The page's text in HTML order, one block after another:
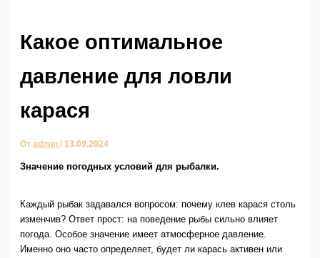
Какое оптимальное
давление для ловли
карася
От admin / 13.09.2024
Значение погодных условий для рыбалки.
Каждый рыбак задавался вопросом: почему клев карася столь
изменчив? Ответ прост: на поведение рыбы сильно влияет
погода. Особое значение имеет атмосферное давление.
Именно оно часто определяет, будет ли карась активен или